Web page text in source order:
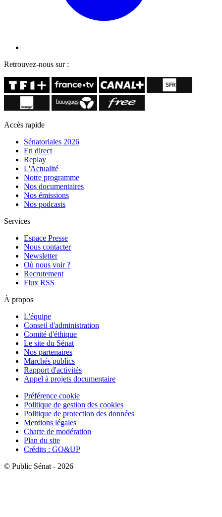
Retrouvez-nous sur :
Accès rapide
Sénatoriales 2026
En direct
Replay
L'Actualité
Notre programme
Nos documentaires
Nos émissions
Nos podcasts
Services
Espace Presse
Nous contacter
Newsletter
Où nous voir ?
Recrutement
Flux RSS
À propos
L'équipe
Conseil d'administration
Comité d'éthique
Le site du Sénat
Nos partenaires
Marchés publics
Rapport d'activités
Appel à projets documentaire
Préférence cookie
Politique de gestion des cookies
Politique de protection des données
Mentions légales
Charte de modération
Plan du site
Crédits : GO&UP
© Public Sénat - 2026